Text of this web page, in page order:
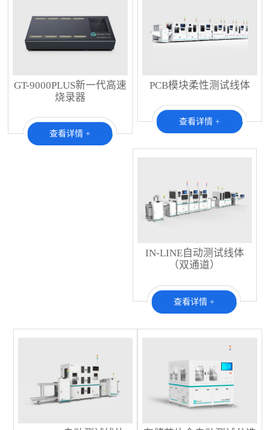
GT-9000PLUS新一代高速
烧录器
查看详情 +
PCB模块柔性测试线体
查看详情 +
IN-LINE自动测试线体
（双通道）
查看详情 +